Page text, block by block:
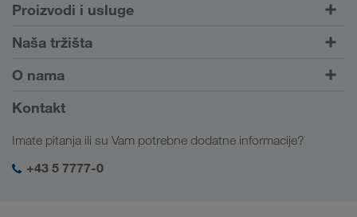
Proizvodi i usluge
Drumski transport
Portal za klijente CONNECT
Digitalna rešenja
Rešenja za industriju
Naša tržišta
Evropa
Kavkaz
Centralna Azija
Bliski Istok
O nama
Informacije o preduzeću
Društvena odgovornost
SHEQ menadžment
Kontakt
Imate pitanja ili su Vam potrebne dodatne informacije?
+43 5 7777-0